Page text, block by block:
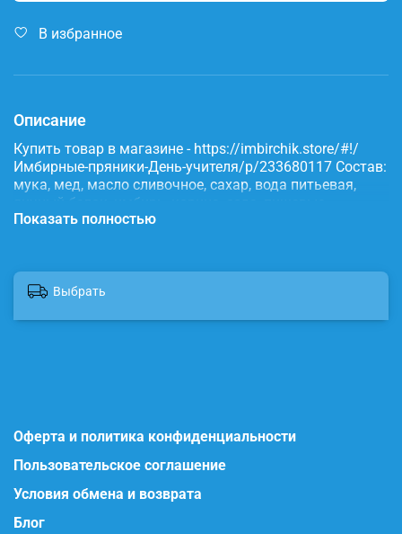
В избранное
Описание
Купить товар в магазине - https://imbirchik.store/#!/
Имбирные-пряники-День-учителя/p/233680117 Состав:
мука, мед, масло сливочное, сахар, вода питьевая,
яичный белок, имбирь, корица, сода, пищевые
красители.
Показать полностью
Выбрать
Оферта и политика конфиденциальности
Пользовательское соглашение
Условия обмена и возврата
Блог